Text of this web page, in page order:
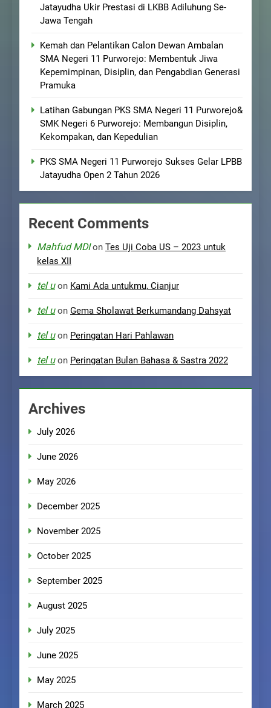
Jatayudha Ukir Prestasi di LKBB Adiluhung Se-
Jawa Tengah
Kemah dan Pelantikan Calon Dewan Ambalan
SMA Negeri 11 Purworejo: Membentuk Jiwa
Kepemimpinan, Disiplin, dan Pengabdian Generasi
Pramuka
Latihan Gabungan PKS SMA Negeri 11 Purworejo&
SMK Negeri 6 Purworejo: Membangun Disiplin,
Kekompakan, dan Kepedulian
PKS SMA Negeri 11 Purworejo Sukses Gelar LPBB
Jatayudha Open 2 Tahun 2026
Recent Comments
Mahfud MDIon Tes Uji Coba US – 2023 untuk
kelas XII
tel uon Kami Ada untukmu, Cianjur
tel uon Gema Sholawat Berkumandang Dahsyat
tel uon Peringatan Hari Pahlawan
tel uon Peringatan Bulan Bahasa & Sastra 2022
Archives
July 2026
June 2026
May 2026
December 2025
November 2025
October 2025
September 2025
August 2025
July 2025
June 2025
May 2025
March 2025